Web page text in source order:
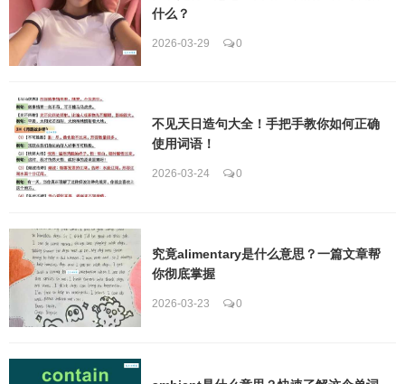
什么？
2026-03-29 0
不见天日造句大全！手把手教你如何正确
使用词语！
2026-03-24 0
究竟alimentary是什么意思？一篇文章帮
你彻底掌握
2026-03-23 0